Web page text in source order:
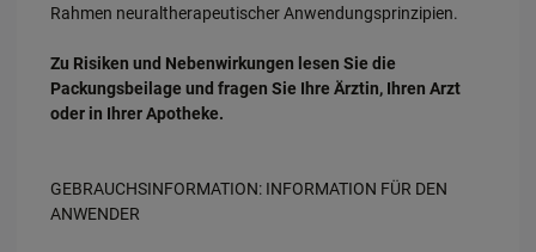
Rahmen neuraltherapeutischer Anwendungsprinzipien.
Zu Risiken und Nebenwirkungen lesen Sie die
Packungsbeilage und fragen Sie Ihre Ärztin, Ihren Arzt
oder in Ihrer Apotheke.
GEBRAUCHSINFORMATION: INFORMATION FÜR DEN
ANWENDER